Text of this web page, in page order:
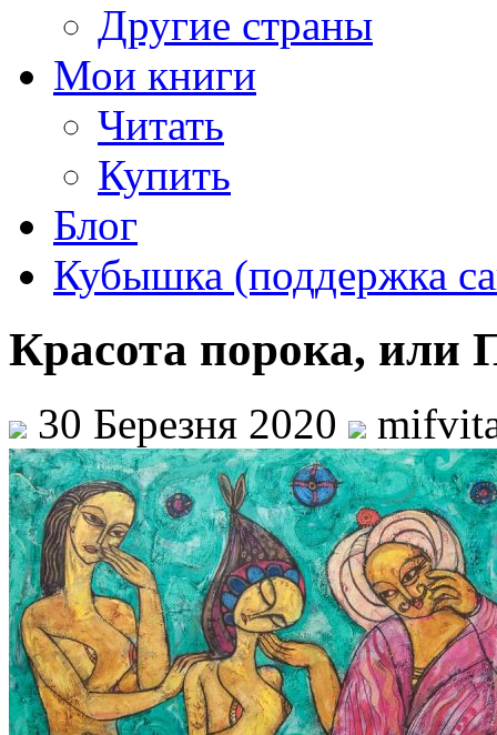
Другие страны
Мои книги
Читать
Купить
Блог
Кубышка (поддержка
Красота порока, или
30 Березня 2020